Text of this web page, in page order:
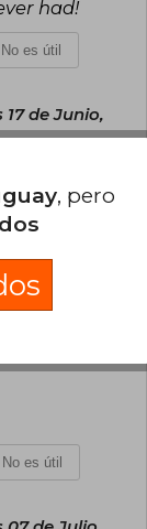
had!
No es útil
17 de Junio,
hermosa.
para
es útil
No es útil
, pero